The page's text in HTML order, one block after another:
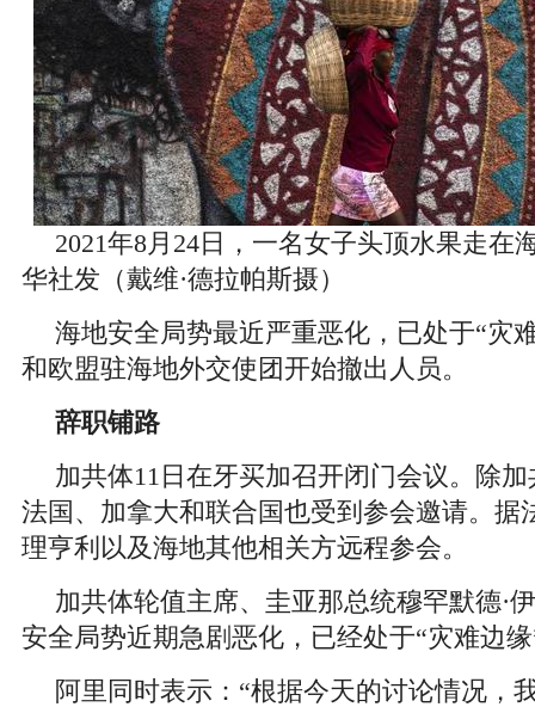
2021年8月24日，一名女子头顶水果走在
华社发（戴维·德拉帕斯摄）
海地安全局势最近严重恶化，已处于“灾
和欧盟驻海地外交使团开始撤出人员。
辞职铺路
加共体11日在牙买加召开闭门会议。除
法国、加拿大和联合国也受到参会邀请。据
理亨利以及海地其他相关方远程参会。
加共体轮值主席、圭亚那总统穆罕默德·
安全局势近期急剧恶化，已经处于“灾难边
阿里同时表示：“根据今天的讨论情况，